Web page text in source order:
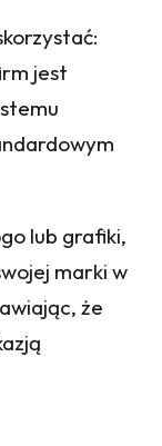
jest
lub grafiki,
marki w
że